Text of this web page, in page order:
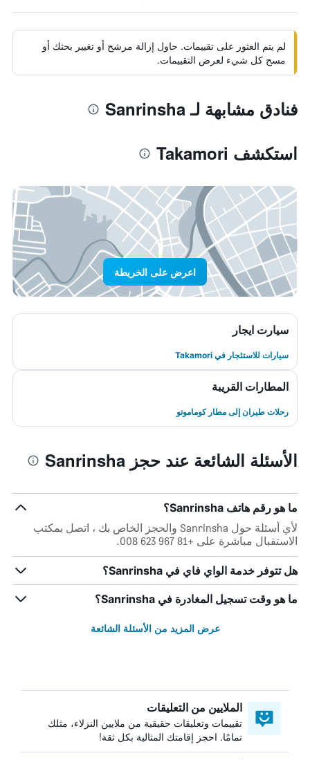
لم يتم العثور على تقييمات. حاول إزالة مرشح أو تغيير بحثك أو
مسح كل شيء لعرض التقييمات.
فنادق مشابهة لـ Sanrinsha
استكشف Takamori
اعرض على الخريطة
سيارت ايجار
سيارات للاستئجار في Takamori
المطارات القريبة
رحلات طيران إلى مطار كوماموتو
الأسئلة الشائعة عند حجز Sanrinsha
ما هو رقم هاتف Sanrinsha؟
لأي أسئلة حول Sanrinsha والحجز الخاص بك ، اتصل بمكتب
الاستقبال مباشرة على +81 967 623 008.
هل تتوفر خدمة الواي فاي في Sanrinsha؟
ما هو وقت تسجيل المغادرة في Sanrinsha؟
عرض المزيد من الأسئلة الشائعة
الملايين من التعليقات
تقييمات وتعليقات حقيقية من ملايين النزلاء، مثلك
تمامًا. احجز إقامتك المثالية بكل ثقة!